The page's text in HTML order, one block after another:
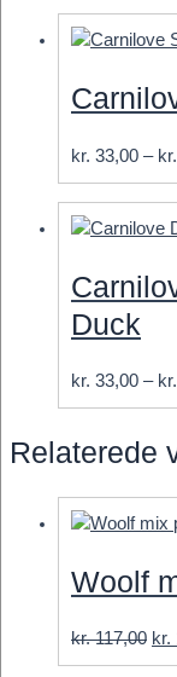
kr. 33,00 – kr.
Duck
kr. 33,00 – kr.
Relaterede
Woolf
kr.117,00 kr.